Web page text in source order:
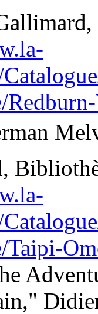
Taipi-